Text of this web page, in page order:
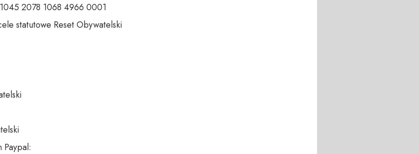
2078 1068 4966 0001
statutowe Reset Obywatelski